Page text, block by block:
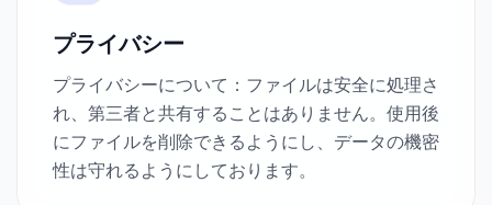
プライバシー
プライバシーについて：ファイルは安全に処理さ
れ、第三者と共有することはありません。使用後
にファイルを削除できるようにし、データの機密
性は守れるようにしております。